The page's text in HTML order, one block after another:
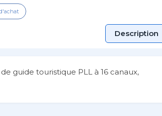
Description
de guide touristique PLL à 16 canaux,